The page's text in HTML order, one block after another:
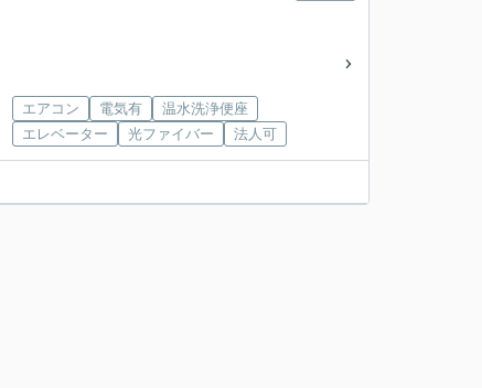
エアコン 電気有
温水洗浄便座
エレベーター
光ファイバー 法人可